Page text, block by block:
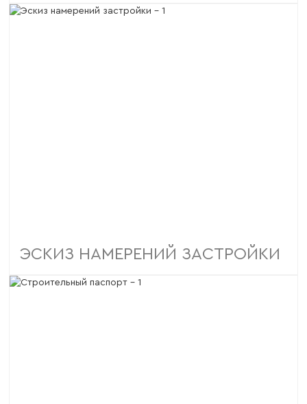
ЭСКИЗ НАМЕРЕНИЙ ЗАСТРОЙКИ